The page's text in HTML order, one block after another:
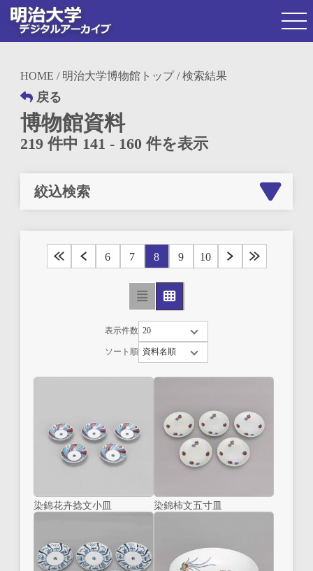
HOME / 明治大学博物館トップ/ 検索結果
戻る
博物館資料
219 件中 141 - 160 件を表示
絞込検索
6 7 8 9 10
表示件数
ソート順
染錦花卉捻文小皿 染錦柿文五寸皿